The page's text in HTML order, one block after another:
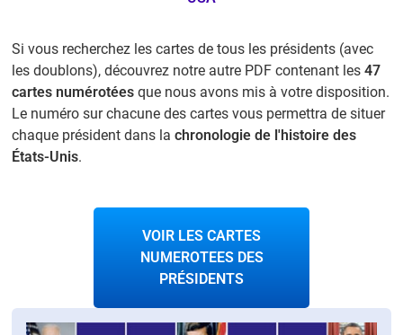
Si vous recherchez les cartes de tous les présidents (avec
les doublons), découvrez notre autre PDF contenant les47
cartes numérotées que nous avons mis à votre disposition.
Le numéro sur chacune des cartes vous permettra de situer
chaque président dans lachronologie de l'histoire des
États-Unis.
VOIR LES CARTES
NUMEROTEES DES
PRÉSIDENTS